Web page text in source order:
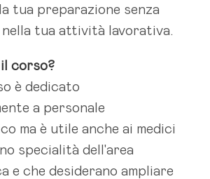
tua preparazione senza
tua attività lavorativa.
corso?
è dedicato
a personale
ma è utile anche ai medici
specialità dell'area
e che desiderano ampliare